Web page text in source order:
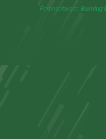
Forensoftware: Burning